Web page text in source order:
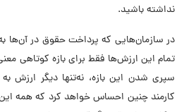
نداشته باشید.
در سازمان‌هایی که پرداخت حقوق در آن‌ها
تمام این ارزش‌ها فقط برای بازه کوتاهی
سپری شدن این بازه، نه‌تنها دیگر ارزش
کارمند چنین احساس خواهد کرد که همه